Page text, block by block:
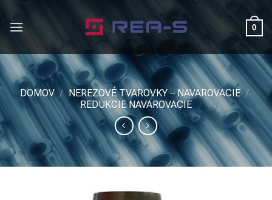
0
DOMOV / NEREZOVÉ TVAROVKY – NAVAROVACIE /
REDUKCIE NAVAROVACIE